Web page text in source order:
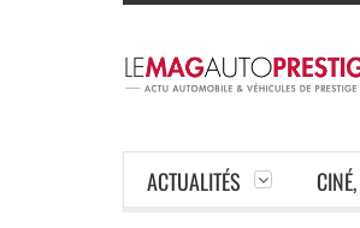
ACTUALITÉS